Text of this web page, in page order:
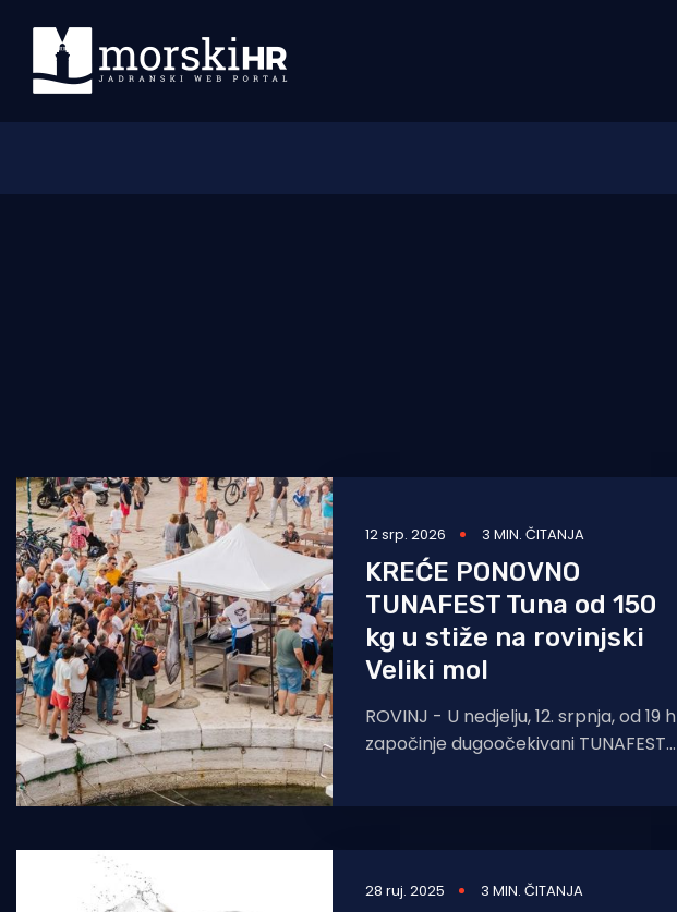
Turizam i nautika
Pomorstvo
Ribolov
Ekologija
Tradicija i kultura
12 srp. 2026 3 MIN. ČITANJA
KREĆE PONOVNO
TUNAFEST Tuna od 150
kg u stiže na rovinjski
Veliki mol
ROVINJ - U nedjelju, 12. srpnja, od 19 h
započinje dugoočekivani TUNAFEST
28 ruj. 2025 3 MIN. ČITANJA